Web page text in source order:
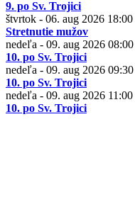
9. po Sv. Trojici
štvrtok - 06. aug 2026 18:00
Stretnutie mužov
nedeľa - 09. aug 2026 08:00
10. po Sv. Trojici
nedeľa - 09. aug 2026 09:30
10. po Sv. Trojici
nedeľa - 09. aug 2026 11:00
10. po Sv. Trojici